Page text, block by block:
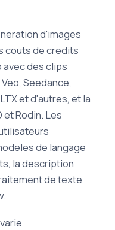
d'images
couts de credits
avec des clips
Seedance,
et d'autres, et la
et Rodin. Les
de langage
la description
de texte